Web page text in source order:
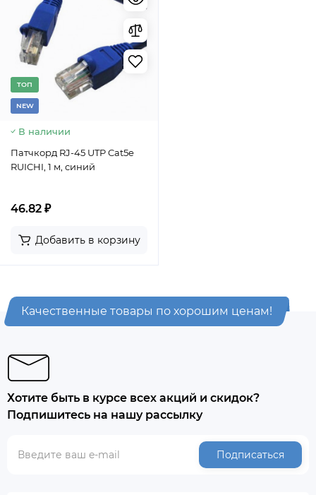
TОП
NEW
В наличии
Патчкорд RJ-45 UTP Cat5e
RUICHI, 1 м, синий
46.82 ₽
Добавить в корзину
Качественные товары по хорошим ценам!
Хотите быть в курсе всех акций и скидок?
Подпишитесь на нашу рассылку
Подписаться